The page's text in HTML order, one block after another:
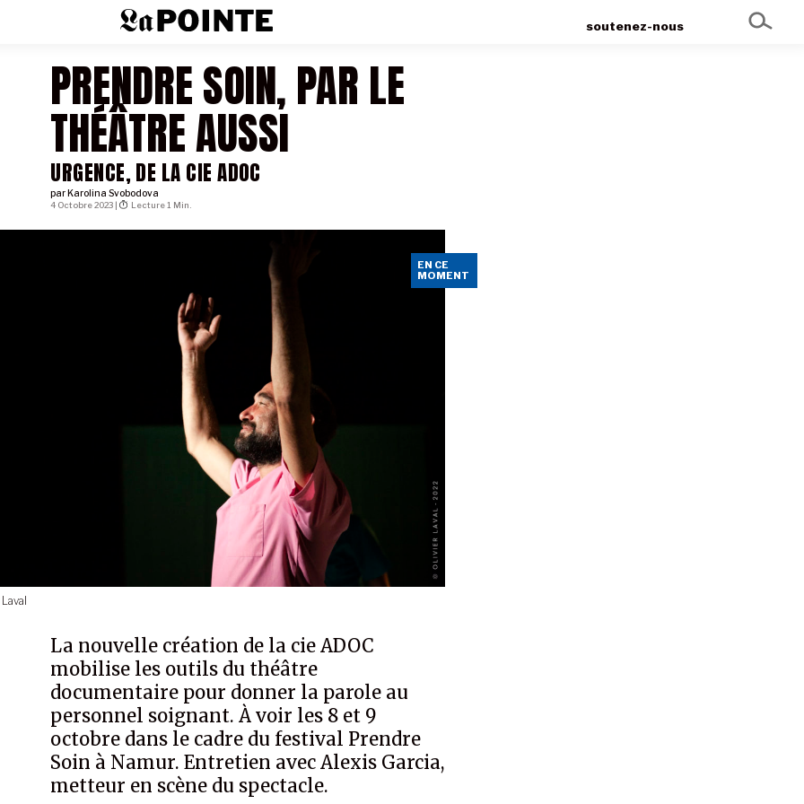
soutenez-nous
PRENDRE SOIN, PAR LE
THÉÂTRE AUSSI
URGENCE, DE LA CIE ADOC
EN CE
MOMENT
par Karolina Svobodova
La nouvelle création de la cie ADOC
mobilise les outils du théâtre
documentaire pour donner la parole au
personnel soignant. À voir les 8 et 9
octobre dans le cadre du festival Prendre
Soin à Namur. Entretien avec Alexis Garcia,
metteur en scène du spectacle.
4 Octobre 2023 | Lecture 1 Min.